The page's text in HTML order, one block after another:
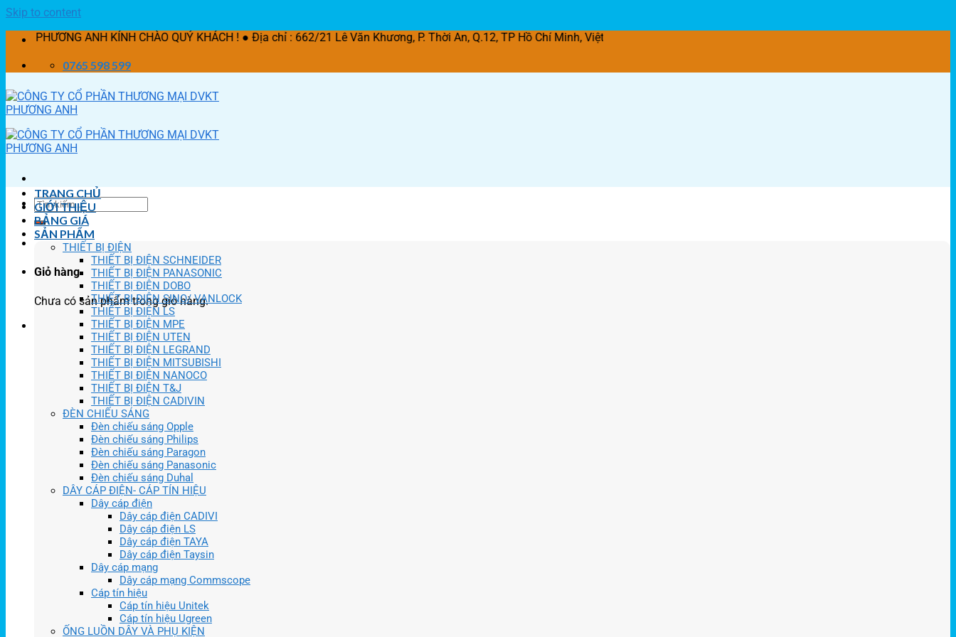
Skip to content
ANH KÍNH CHÀO QUÝ KHÁCH ! ● Địa chỉ : 662/21 Lê Văn Khương, P. Thời An, Q.12, TP Hồ Chí Minh, Việt Nam
0765 598 599
Giỏ hàng
Chưa có sản phẩm trong giỏ hàng.
TRANG CHỦ
GIỚI THIỆU
BẢNG GIÁ
SẢN PHẨM
THIẾT BỊ ĐIỆN
THIẾT BỊ ĐIỆN SCHNEIDER
THIẾT BỊ ĐIỆN PANASONIC
THIẾT BỊ ĐIỆN DOBO
THIẾT BỊ ĐIỆN SINO/ VANLOCK
THIẾT BỊ ĐIỆN LS
THIẾT BỊ ĐIỆN MPE
THIẾT BỊ ĐIỆN UTEN
THIẾT BỊ ĐIỆN LEGRAND
THIẾT BỊ ĐIỆN MITSUBISHI
THIẾT BỊ ĐIỆN NANOCO
THIẾT BỊ ĐIỆN T&J
THIẾT BỊ ĐIỆN CADIVIN
ĐÈN CHIẾU SÁNG
Đèn chiếu sáng Opple
Đèn chiếu sáng Philips
Đèn chiếu sáng Paragon
Đèn chiếu sáng Panasonic
Đèn chiếu sáng Duhal
DÂY CÁP ĐIỆN- CÁP TÍN HIỆU
Dây cáp điện
Dây cáp điện CADIVI
Dây cáp điện LS
Dây cáp điện TAYA
Dây cáp điện Taysin
Dây cáp mạng
Dây cáp mạng Commscope
Cáp tín hiệu
Cáp tín hiệu Unitek
Cáp tín hiệu Ugreen
ỐNG LUỒN DÂY VÀ PHỤ KIỆN